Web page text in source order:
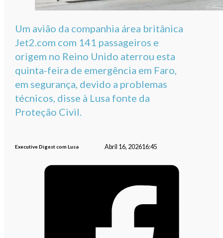
Um avião da companhia área britânica
Jet2.com com 141 passageiros e
origem no Reino Unido aterrou esta
quinta-feira de emergência em Faro,
em segurança, devido a problemas
técnicos, disse à Lusa fonte da
Proteção Civil.
Executive Digest com Lusa Abril 16, 202616:45